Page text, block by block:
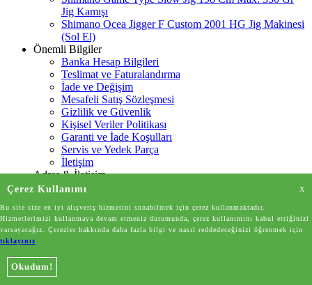
Jig Kamışı
Shimano Ocea Jigger F Custom 2001 HG Jig Makinesi
(Sol El)
Önemli Bilgiler
Banka Hesap Bilgileri
Teslimat ve Faturalandırma
İade ve Değişim
Mesafeli Satış Sözleşmesi
Gizlilik ve Güvenlik
Kişisel Veriler Politikası
Garanti ve İade Koşulları
Servis ve Yedek Parça
İletişim
Adres & İletişim
Adres
Çankaya/Ankara
Telefon Numarası 08502202635
info@sihirliolta.com
Çerez Kullanımı X
Bu site size en iyi alışveriş hizmetini sunabilmek için çerez kullanmaktadır.
Hizmetlerimizi kullanmaya devam etmeniz durumunda, çerez kullanımını kabul ettiğinizi
varsayacağız. Çerezler hakkında daha fazla bilgi ve nasıl reddedeceğinizi öğrenmek için
tıklayınız
Okudum!